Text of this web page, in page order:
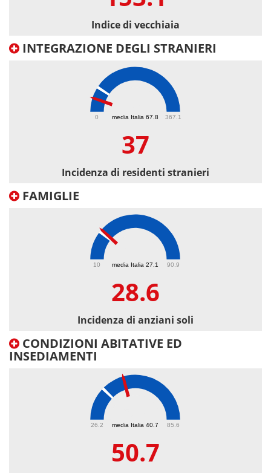
Indice di vecchiaia
INTEGRAZIONE DEGLI STRANIERI
media Italia 67.8
0 367.1
37
Incidenza di residenti stranieri
FAMIGLIE
media Italia 27.1
10 90.9
28.6
Incidenza di anziani soli
CONDIZIONI ABITATIVE ED
INSEDIAMENTI
media Italia 40.7
26.2 85.6
50.7